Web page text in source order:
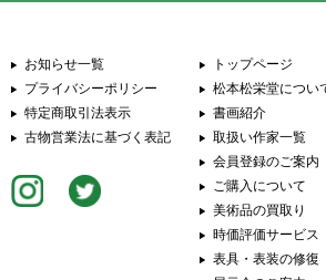
お知らせ一覧
プライバシーポリシー
特定商取引法表示
古物営業法に基づく表記
トップページ
松本松栄堂につい
書画紹介
取扱い作家一覧
会員登録のご案内
ご購入について
美術品の買取り
時価評価サービス
表具・表装の修復